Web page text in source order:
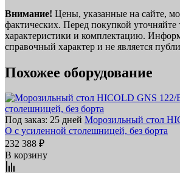
Внимание! Цены, указанные на сайте,
фактических. Перед покупкой уточняйте
характеристики и комплектацию.
справочный характер и не является
Похожее оборудование
Под заказ: 25 дней Морозильный стол
O с усиленной столешницей, без борта
232 388 ₽
В корзину